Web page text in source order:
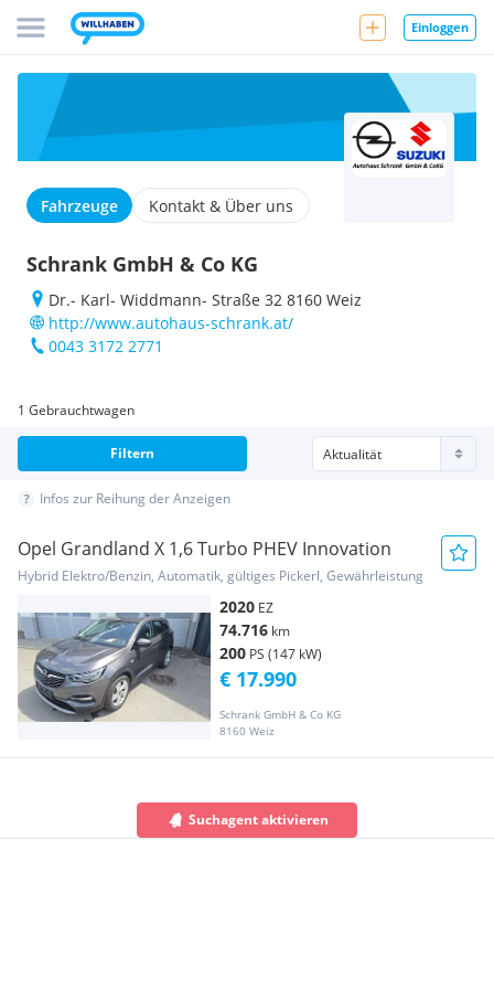
Einloggen
Fahrzeuge Kontakt & Über uns
Schrank GmbH & Co KG
Dr.- Karl- Widdmann- Straße 32 8160 Weiz
http://www.autohaus-schrank.at/
0043 3172 2771
1 Gebrauchtwagen
Filtern
Infos zur Reihung der Anzeigen
Opel Grandland X 1,6 Turbo PHEV Innovation
Hybrid Elektro/Benzin, Automatik, gültiges Pickerl, Gewährleistung
2020 EZ
74.716 km
200 PS (147 kW)
Schrank GmbH & Co KG
8160 Weiz
€ 17.990
Suchagent aktivieren